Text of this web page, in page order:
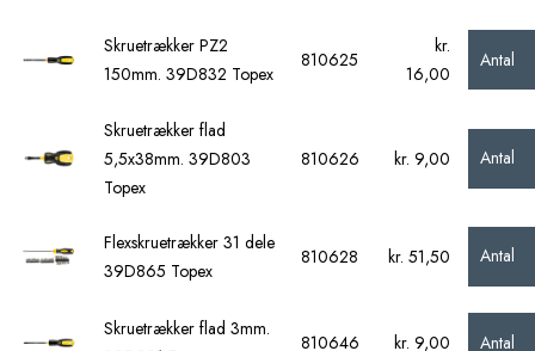
Skruetrækker PZ2
150mm. 39D832 Topex
810625
kr.
16,00
Antal
Skruetrækker flad
5,5x38mm. 39D803
Topex
810626 kr. 9,00 Antal
Flexskruetrækker 31 dele
39D865 Topex
810628 kr. 51,50 Antal
Skruetrækker flad 3mm.
810646 kr. 9,00 Antal